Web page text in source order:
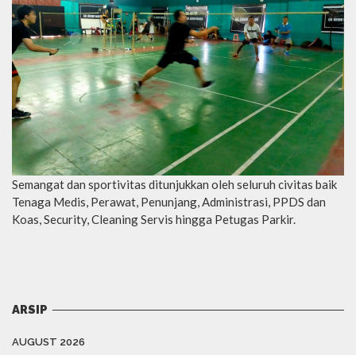
Semangat dan sportivitas ditunjukkan oleh seluruh civitas baik
Tenaga Medis, Perawat, Penunjang, Administrasi, PPDS dan
Koas, Security, Cleaning Servis hingga Petugas Parkir.
ARSIP
AUGUST 2026